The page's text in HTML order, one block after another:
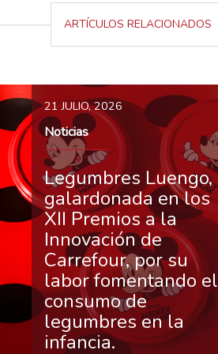
ARTÍCULOS RELACIONADOS
21 JULIO, 2026
Noticias
Legumbres Luengo,
galardonada en los
XII Premios a la
Innovación de
Carrefour, por su
labor fomentando el
consumo de
legumbres en la
infancia.